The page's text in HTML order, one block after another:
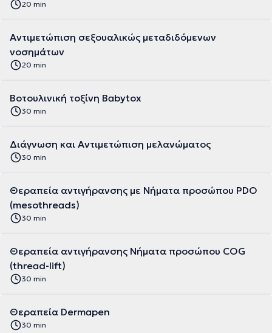
20 min
Αντιμετώπιση σεξουαλικώς μεταδιδόμενων
νοσημάτων
20 min
Βοτουλινική τοξίνη Babytox
30 min
Διάγνωση και Αντιμετώπιση μελανώματος
30 min
Θεραπεία αντιγήρανσης με Νήματα προσώπου PDO
(mesothreads)
30 min
Θεραπεία αντιγήρανσης Νήματα προσώπου COG
(thread-lift)
30 min
Θεραπεία Dermapen
30 min